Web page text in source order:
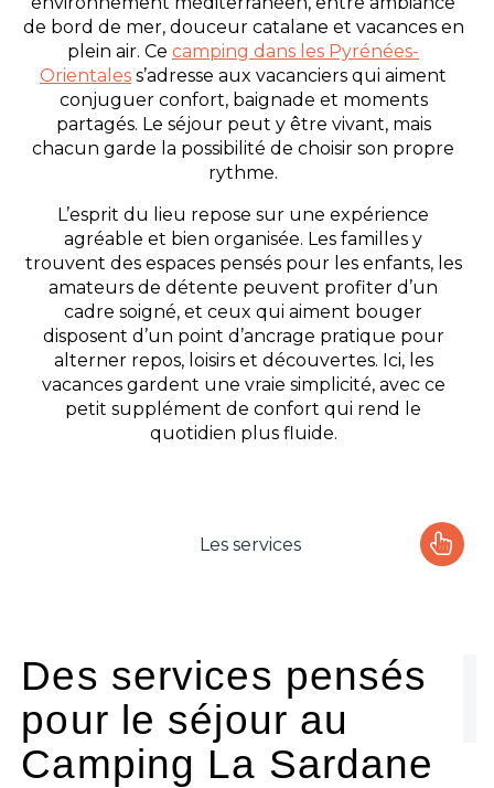
de bord de mer, douceur catalane et vacances en
plein air. Ce camping dans les Pyrénées-
Orientales s’adresse aux vacanciers qui aiment
conjuguer confort, baignade et moments
partagés. Le séjour peut y être vivant, mais
chacun garde la possibilité de choisir son propre
rythme.
L’esprit du lieu repose sur une expérience
agréable et bien organisée. Les familles y
trouvent des espaces pensés pour les enfants, les
amateurs de détente peuvent profiter d’un
cadre soigné, et ceux qui aiment bouger
disposent d’un point d’ancrage pratique pour
alterner repos, loisirs et découvertes. Ici, les
vacances gardent une vraie simplicité, avec ce
petit supplément de confort qui rend le
quotidien plus fluide.
Les services
Les activités
Les infos pratiques
Des services pensés
pour le séjour au
Camping La Sardane